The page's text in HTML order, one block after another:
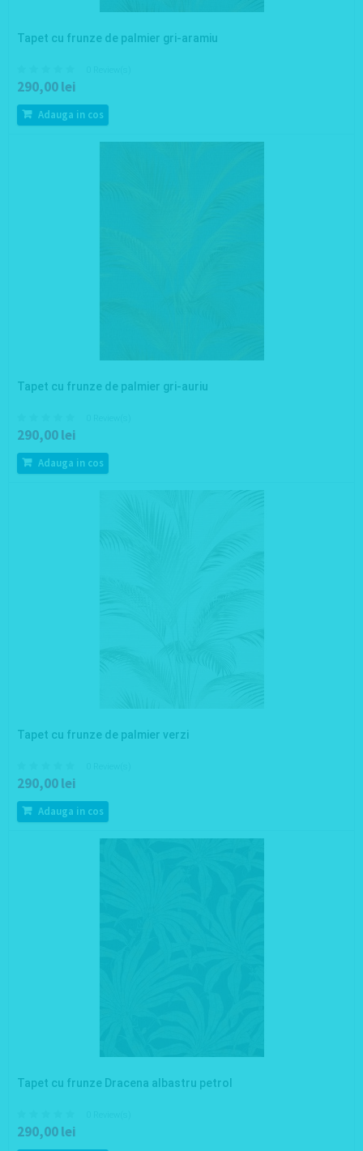
Tapet cu frunze de palmier gri-aramiu
290,00 lei
Adauga in cos
Tapet cu frunze de palmier gri-auriu
290,00 lei
Adauga in cos
Tapet cu frunze de palmier verzi
290,00 lei
Adauga in cos
Tapet cu frunze Dracena albastru petrol
290,00 lei